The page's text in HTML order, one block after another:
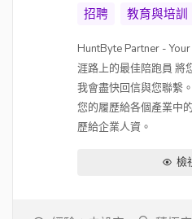
招聘
教育與培訓
HuntByte Partner -
涯路上的最佳陪跑員 將
我會盡快回信與您聯繫
您的履歷給各個產業中
歷給企業人資。
檢